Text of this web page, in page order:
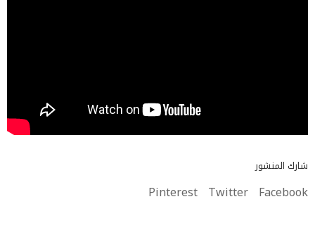
شارك المنشور
Facebook
Twitter
Pinterest